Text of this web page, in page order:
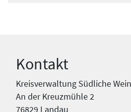
Kontakt
Kreisverwaltung Südliche
An der Kreuzmühle 2
76829 Landau